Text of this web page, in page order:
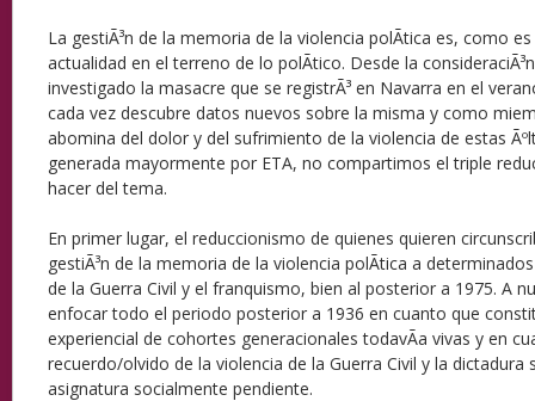
La gestiÃ³n de la memoria de la violencia polÃ­tica es, como
actualidad en el terreno de lo polÃ­tico. Desde la
investigado la masacre que se registrÃ³ en Navarra en el
cada vez descubre datos nuevos sobre la misma y como
abomina del dolor y del sufrimiento de la violencia de estas
generada mayormente por ETA, no compartimos el triple
hacer del tema.
En primer lugar, el reduccionismo de quienes quieren
gestiÃ³n de la memoria de la violencia polÃ­tica a
de la Guerra Civil y el franquismo, bien al posterior a 1975. A
enfocar todo el periodo posterior a 1936 en cuanto que
experiencial de cohortes generacionales todavÃ­a vivas y en
recuerdo/olvido de la violencia de la Guerra Civil y la dictadura
asignatura socialmente pendiente.